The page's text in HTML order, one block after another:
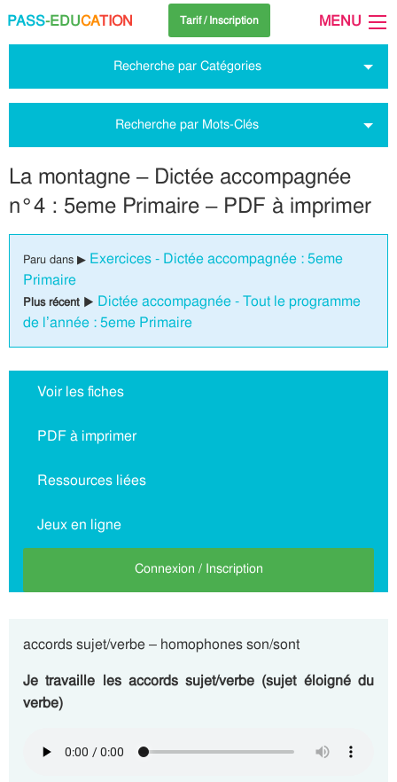
PASS-EDUCATION Tarif / Inscription MENU
Recherche par Catégories
Recherche par Mots-Clés
La montagne – Dictée accompagnée
n°4 : 5eme Primaire – PDF à imprimer
Paru dans ▶ Exercices - Dictée accompagnée : 5eme
Primaire
Plus récent ▶ Dictée accompagnée - Tout le programme
de l’année : 5eme Primaire
Voir les fiches
PDF à imprimer
Ressources liées
Jeux en ligne
Connexion / Inscription
accords sujet/verbe – homophones son/sont
Je travaille les accords sujet/verbe (sujet éloigné du
verbe)